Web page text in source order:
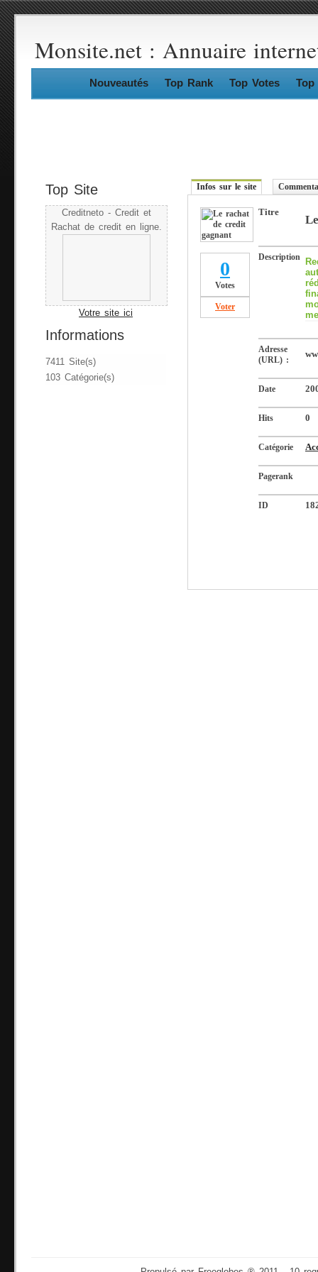
Monsite.net : Annuaire
Nouveautés Top Rank Top Votes Top
Top Site
Creditneto - Credit et
Rachat de credit en ligne.
Votre site ici
Informations
7411 Site(s)
103 Catégorie(s)
Infos sur le site
0
Votes
Voter
Titre
Description
Adresse
(URL) :
Date
Hits 0
Catégorie
Pagerank
ID